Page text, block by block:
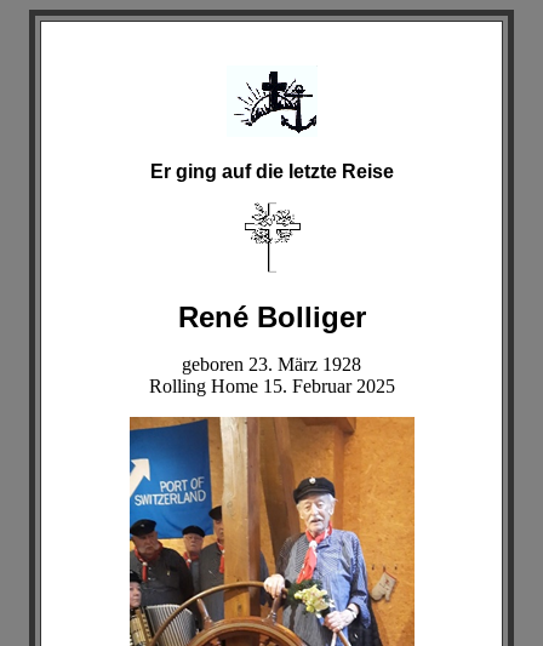
Er ging auf die letzte Reise
René Bolliger
geboren 23. März 1928
Rolling Home 15. Februar 2025